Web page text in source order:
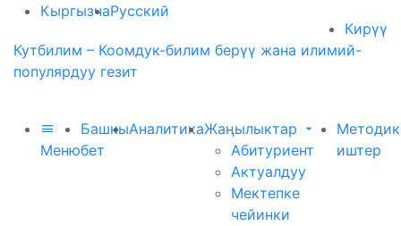
КыргызчаРусский
Кирүү
Кутбилим – Коомдук-билим берүү жана илимий-
популярдуу гезит
Меню
Башкы
бет
АналитикаЖаңылыктар
Абитуриент
Актуалдуу
Мектепке
чейинки
иштер